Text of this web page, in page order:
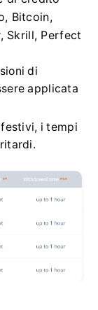
Bitcoin,
Skrill, Perfect
di
applicata
i tempi